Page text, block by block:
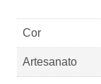
Cor
Artesanato